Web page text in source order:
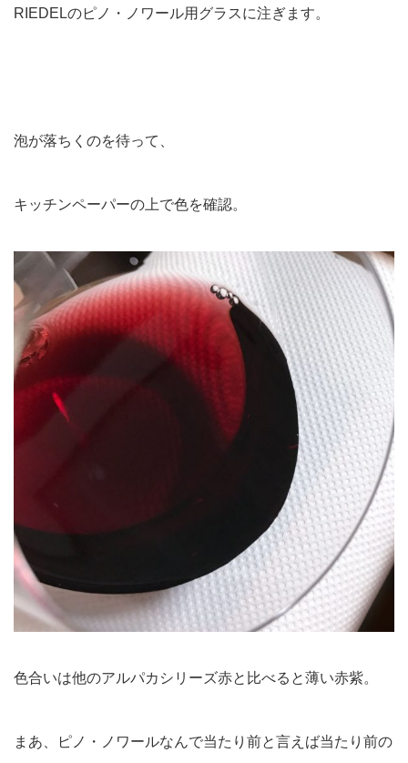
RIEDELのピノ・ノワール用グラスに注ぎます。
泡が落ちくのを待って、
キッチンペーパーの上で色を確認。
色合いは他のアルパカシリーズ赤と比べると薄い赤紫。
まあ、ピノ・ノワールなんで当たり前と言えば当たり前の